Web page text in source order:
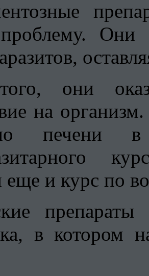
Они
они
на
печени в
еще и курс по
в котором